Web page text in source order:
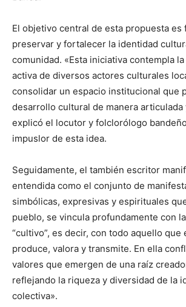
El objetivo central de esta propuesta es
preservar y fortalecer la identidad
comunidad. «Esta iniciativa contempla
activa de diversos actores culturales
consolidar un espacio institucional que
desarrollo cultural de manera articulada
explicó el locutor y folclorólogo
impuslor de esta idea.
Seguidamente, el también escritor
entendida como el conjunto de
simbólicas, expresivas y espirituales
pueblo, se vincula profundamente con
“cultivo”, es decir, con todo aquello que
produce, valora y transmite. En ella
valores que emergen de una raíz
reflejando la riqueza y diversidad de la
colectiva».